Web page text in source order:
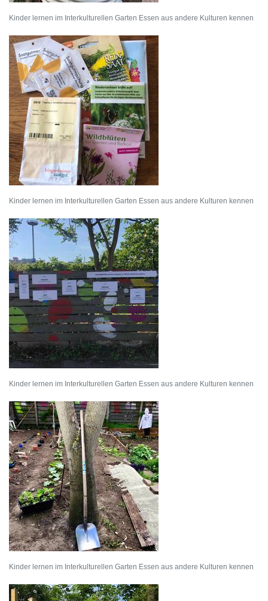
Kinder lernen im Interkulturellen Garten Essen aus andere Kulturen kennen
Kinder lernen im Interkulturellen Garten Essen aus andere Kulturen kennen
Kinder lernen im Interkulturellen Garten Essen aus andere Kulturen kennen
Kinder lernen im Interkulturellen Garten Essen aus andere Kulturen kennen